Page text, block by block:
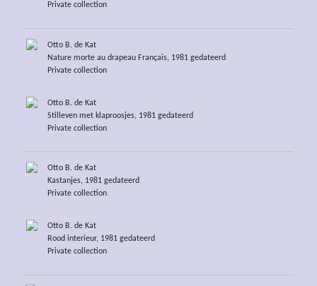
Private collection
Otto B. de Kat
Nature morte au drapeau Français, 1981 gedateerd
Private collection
Otto B. de Kat
Stilleven met klaproosjes, 1981 gedateerd
Private collection
Otto B. de Kat
Kastanjes, 1981 gedateerd
Private collection
Otto B. de Kat
Rood interieur, 1981 gedateerd
Private collection